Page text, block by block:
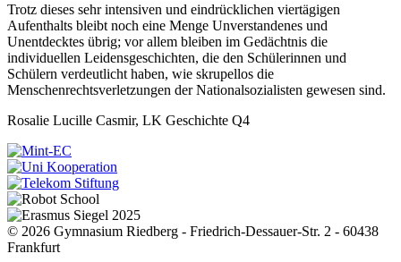
Trotz dieses sehr intensiven und eindrücklichen viertägigen
Aufenthalts bleibt noch eine Menge Unverstandenes und
Unentdecktes übrig; vor allem bleiben im Gedächtnis die
individuellen Leidensgeschichten, die den Schülerinnen und
Schülern verdeutlicht haben, wie skrupellos die
Menschenrechtsverletzungen der Nationalsozialisten gewesen sind.
Rosalie Lucille Casmir, LK Geschichte Q4
© 2026 Gymnasium Riedberg - Friedrich-Dessauer-Str. 2 - 60438
Frankfurt